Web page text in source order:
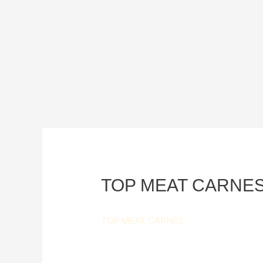
TOP MEAT
TOP MEAT CARNES